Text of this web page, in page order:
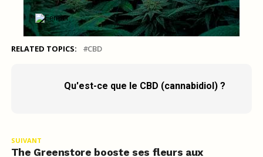
RELATED TOPICS: CBD
Qu'est-ce que le CBD (cannabidiol) ?
SUIVANT
The Greenstore booste ses fleurs aux